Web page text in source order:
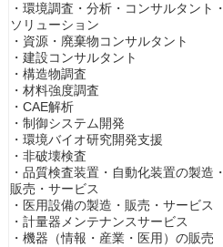
・環境調査・分析・コンサルタント・
ソリューション
・資源・廃棄物コンサルタント
・建設コンサルタント
・構造物調査
・材料強度調査
・CAE解析
・制御システム開発
・環境バイオ研究開発支援
・非破壊検査
・品質検査装置・自動化装置の製造・
販売・サービス
・医用設備の製造・販売・サービス
・計量器メンテナンスサービス
・機器（情報・産業・医用）の販売